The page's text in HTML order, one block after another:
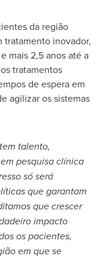
da região
tratamento inovador,
mais 2,5 anos até a
tratamentos
de espera em
agilizar os sistemas
talento,
pesquisa clínica
só será
que garantam
que crescer
impacto
os pacientes,
em que se